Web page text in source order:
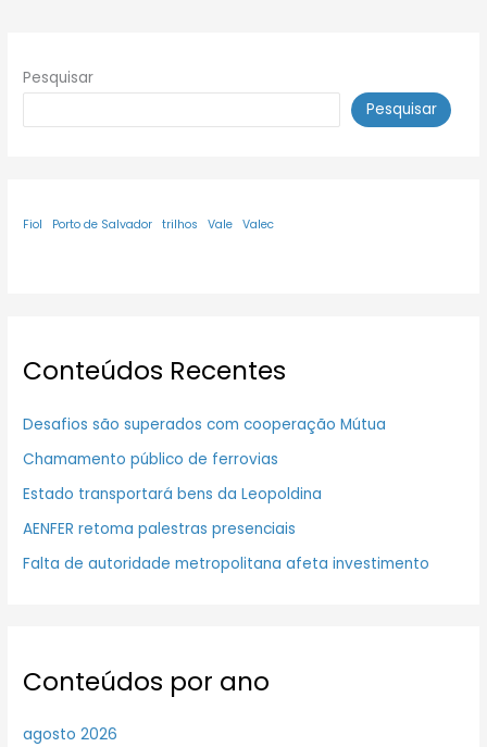
Pesquisar
Pesquisar
Fiol Porto de Salvador trilhos Vale Valec
Conteúdos Recentes
Desafios são superados com cooperação Mútua
Chamamento público de ferrovias
Estado transportará bens da Leopoldina
AENFER retoma palestras presenciais
Falta de autoridade metropolitana afeta investimento
Conteúdos por ano
agosto 2026